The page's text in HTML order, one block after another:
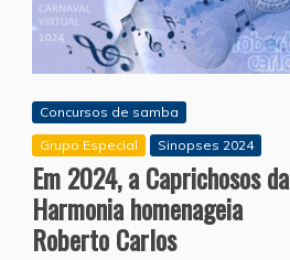
Concursos de samba
Grupo Especial
Sinopses 2024
Em 2024, a Caprichosos da
Harmonia homenageia
Roberto Carlos